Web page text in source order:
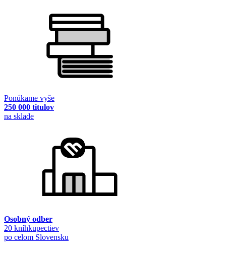
Ponúkame vyše
250 000 titulov
na sklade
Osobný odber
20 kníhkupectiev
po celom Slovensku